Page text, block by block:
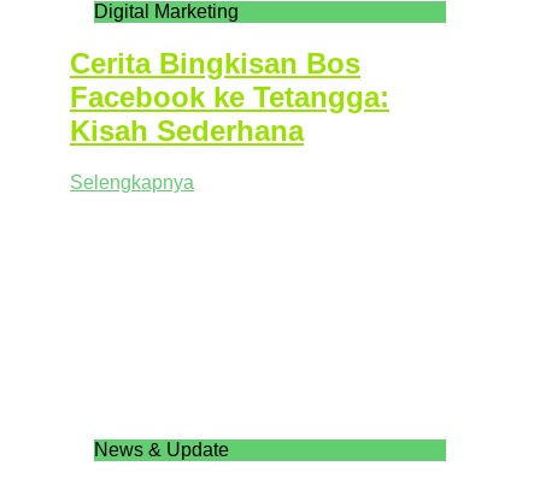
Digital Marketing
Cerita Bingkisan Bos
Facebook ke Tetangga:
Kisah Sederhana
Selengkapnya
News & Update